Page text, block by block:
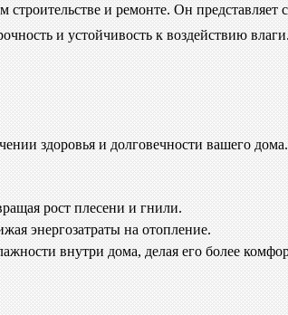
и ремонте. Он представляет
и устойчивость к воздействию
здоровья и долговечности вашего
рост плесени и гнили.
энергозатраты на отопление.
внутри дома, делая его более